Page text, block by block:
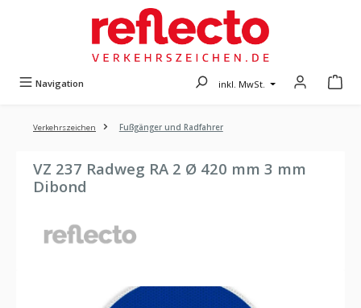
Navigation inkl. MwSt.
Verkehrszeichen Fußgänger und Radfahrer
VZ 237 Radweg RA 2 Ø 420 mm 3 mm
Dibond
Bildergalerie überspringen